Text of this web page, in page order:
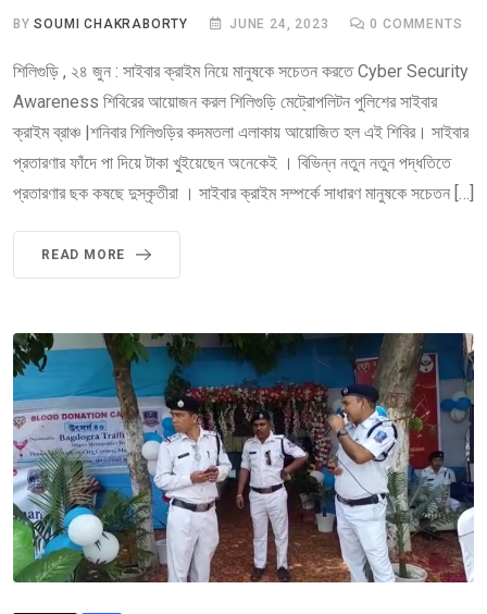
BYSOUMI CHAKRABORTY JUNE 24, 2023 0 COMMENTS
শিলিগুড়ি , ২৪ জুন : সাইবার ক্রাইম নিয়ে মানুষকে সচেতন করতে Cyber Security
Awareness শিবিরের আয়োজন করল শিলিগুড়ি মেট্রোপলিটন পুলিশের সাইবার
ক্রাইম ব্রাঞ্চ |শনিবার শিলিগুড়ির কদমতলা এলাকায় আয়োজিত হল এই শিবির। সাইবার
প্রতারণার ফাঁদে পা দিয়ে টাকা খুইয়েছেন অনেকেই । বিভিন্ন নতুন নতুন পদ্ধতিতে
প্রতারণার ছক কষছে দুস্কৃতীরা । সাইবার ক্রাইম সম্পর্কে সাধারণ মানুষকে সচেতন […]
READ MORE